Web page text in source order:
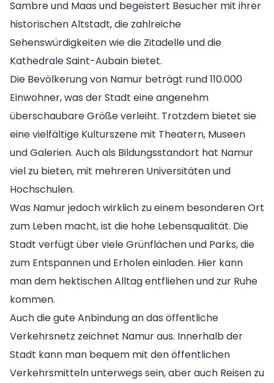
Sambre und Maas und begeistert Besucher mit ihrer
historischen Altstadt, die zahlreiche
Sehenswürdigkeiten wie die Zitadelle und die
Kathedrale Saint-Aubain bietet.
Die Bevölkerung von Namur beträgt rund 110.000
Einwohner, was der Stadt eine angenehm
überschaubare Größe verleiht. Trotzdem bietet sie
eine vielfältige Kulturszene mit Theatern, Museen
und Galerien. Auch als Bildungsstandort hat Namur
viel zu bieten, mit mehreren Universitäten und
Hochschulen.
Was Namur jedoch wirklich zu einem besonderen Ort
zum Leben macht, ist die hohe Lebensqualität. Die
Stadt verfügt über viele Grünflächen und Parks, die
zum Entspannen und Erholen einladen. Hier kann
man dem hektischen Alltag entfliehen und zur Ruhe
kommen.
Auch die gute Anbindung an das öffentliche
Verkehrsnetz zeichnet Namur aus. Innerhalb der
Stadt kann man bequem mit den öffentlichen
Verkehrsmitteln unterwegs sein, aber auch Reisen zu